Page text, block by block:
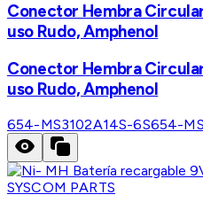
Conector Hembra
uso Rudo, Amphenol
Conector Hembra
uso Rudo, Amphenol
654-MS3102A14S-6S654-
SYSCOM PARTS